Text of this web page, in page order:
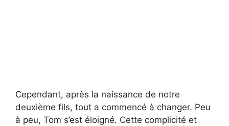
Cependant, après la naissance de notre
deuxième fils, tout a commencé à changer. Peu
à peu, Tom s’est éloigné. Cette complicité et